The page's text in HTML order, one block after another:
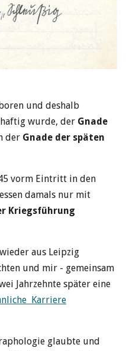
und deshalb
wurde, der Gnade
der Gnade der späten
vorm Eintritt in den
damals nur mit
Kriegsführung
aus Leipzig
und mir - gemeinsam
Jahrzehnte später eine
Karriere
glaubte und